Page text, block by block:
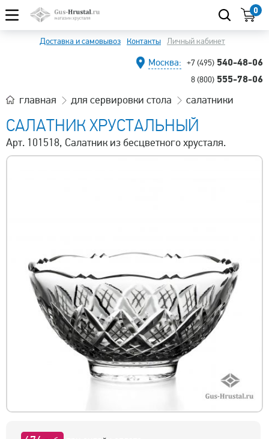
0
Доставка и самовывоз Контакты Личный кабинет
Москва: +7 (495) 540-48-06
8 (800) 555-78-06
главная для сервировки стола салатники
САЛАТНИК ХРУСТАЛЬНЫЙ
Арт. 101518, Салатник из бесцветного хрусталя.